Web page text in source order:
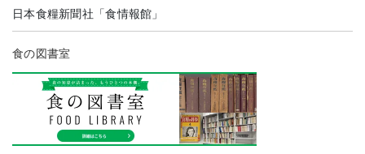
日本食糧新聞社「食情報館」
食の図書室